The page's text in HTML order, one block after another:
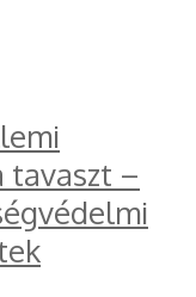
tavaszt –